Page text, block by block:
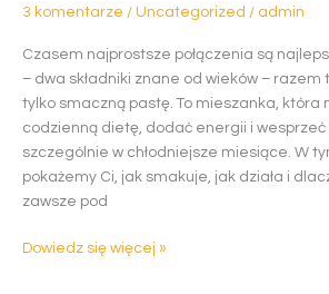
3 komentarze / Uncategorized / admin
Czasem najprostsze połączenia są
– dwa składniki znane od wieków – razem
tylko smaczną pastę. To mieszanka, która
codzienną dietę, dodać energii i wesprzeć
szczególnie w chłodniejsze miesiące. W
pokażemy Ci, jak smakuje, jak działa i
zawsze pod
zdrowia
Dowiedz się więcej »